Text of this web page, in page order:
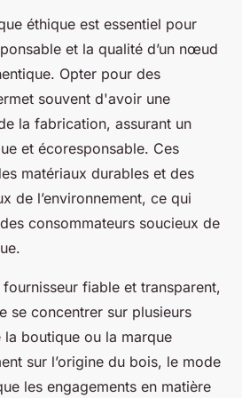
éthique est essentiel pour
et la qualité d’un nœud
Opter pour des
souvent d'avoir une
la fabrication, assurant un
et écoresponsable. Ces
matériaux durables et des
de l’environnement, ce qui
consommateurs soucieux de
fiable et transparent,
se concentrer sur plusieurs
boutique ou la marque
sur l’origine du bois, le mode
les engagements en matière